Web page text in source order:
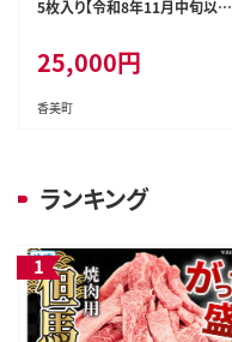
5枚入り【令和8年11月中旬以降
町 74-03
25,000円
香美町
ランキング